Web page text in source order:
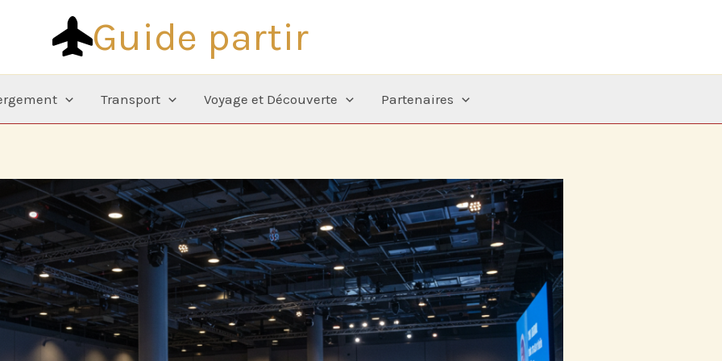
Guide partir
Transport Voyage et Découverte Partenaires